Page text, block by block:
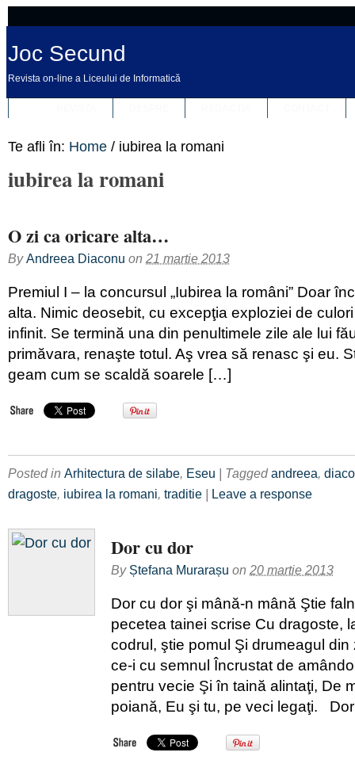
Joc Secund
Revista on-line a Liceului de Informatică
Te afli în: Home / iubirea la romani
iubirea la romani
O zi ca oricare alta…
ByAndreea Diaconu on 21 martie 2013
Premiul I – la concursul „Iubirea la români” Doar
alta. Nimic deosebit, cu excepţia exploziei de
infinit. Se termină una din penultimele zile ale lui
primăvara, renaşte totul. Aş vrea să renasc şi eu.
geam cum se scaldă soarele […]
Posted in Arhitectura de silabe, Eseu | Taggedandreea,
dragoste, iubirea la romani, traditie | Leave a response
Dor cu dor
By Ștefana Murarașu on 20 martie 2013
Dor cu dor şi mână-n mână Ştie
pecetea tainei scrise Cu dragoste,
codrul, ştie pomul Şi drumeagul din
ce-i cu semnul Încrustat de
pentru vecie Şi în taină alintaţi, De
poiană, Eu şi tu, pe veci legaţi.